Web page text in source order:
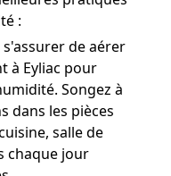
:
de aérer
à Eyliac pour
Songez à
dans les pièces
salle de
chaque jour